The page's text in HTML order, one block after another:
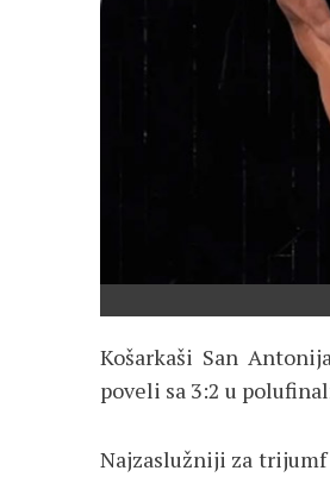
Košarkaši San
poveli sa 3:2 u
Najzaslužniji za trijumf